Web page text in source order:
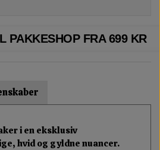
PAKKESHOP FRA 699 KR
i en eksklusiv
hvid og gyldne nuancer.